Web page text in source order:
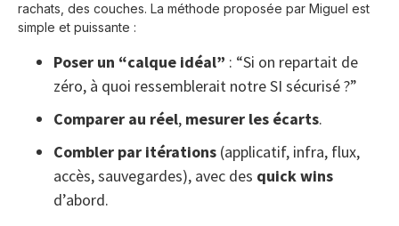
rachats, des couches. La méthode proposée par Miguel est
simple et puissante :
Poser un “calque idéal” : “Si on repartait de
zéro, à quoi ressemblerait notre SI sécurisé ?”
Comparer au réel, mesurer les écarts.
Combler par itérations (applicatif, infra, flux,
accès, sauvegardes), avec des quick wins
d’abord.